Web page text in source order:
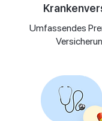
Umfassendes